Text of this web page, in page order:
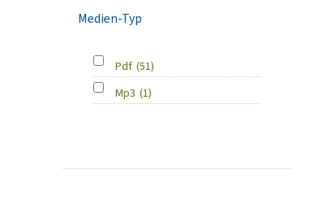
Medien-Typ
Pdf (51)
Mp3 (1)